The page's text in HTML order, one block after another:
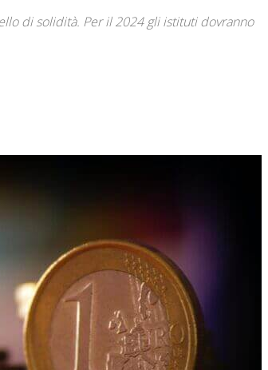
di solidità. Per il 2024 gli istituti dovranno